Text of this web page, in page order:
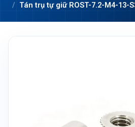
Tán trụ tự giữ ROST-7.2-M4-13-